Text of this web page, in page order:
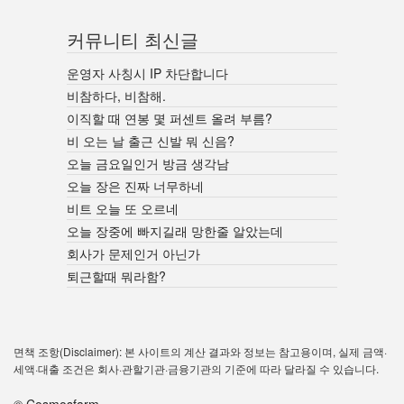
커뮤니티 최신글
운영자 사칭시 IP 차단합니다
비참하다, 비참해.
이직할 때 연봉 몇 퍼센트 올려 부름?
비 오는 날 출근 신발 뭐 신음?
오늘 금요일인거 방금 생각남
오늘 장은 진짜 너무하네
비트 오늘 또 오르네
오늘 장중에 빠지길래 망한줄 알았는데
회사가 문제인거 아닌가
퇴근할때 뭐라함?
면책 조항(Disclaimer): 본 사이트의 계산 결과와 정보는 참고용이며, 실제 금액·
세액·대출 조건은 회사·관할기관·금융기관의 기준에 따라 달라질 수 있습니다.